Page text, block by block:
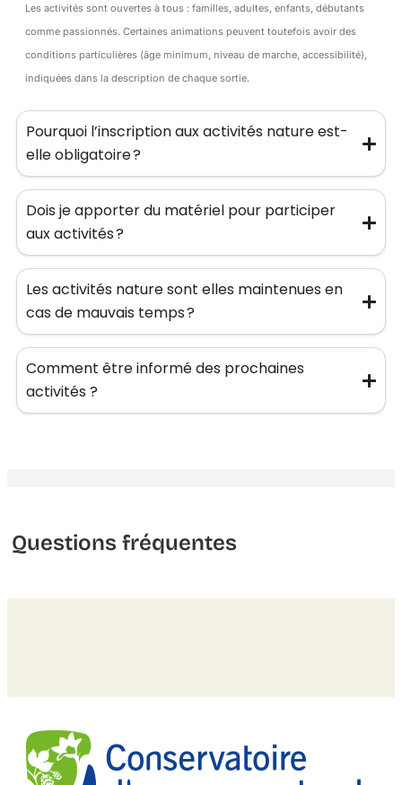
Les activités sont ouvertes à tous : familles, adultes, enfants, débutants
comme passionnés. Certaines animations peuvent toutefois avoir des
conditions particulières (âge minimum, niveau de marche, accessibilité),
indiquées dans la description de chaque sortie.
Pourquoi l’inscription aux activités nature est-
elle obligatoire ?
Dois je apporter du matériel pour participer
aux activités ?
Les activités nature sont elles maintenues en
cas de mauvais temps ?
Comment être informé des prochaines
activités ?
Questions fréquentes